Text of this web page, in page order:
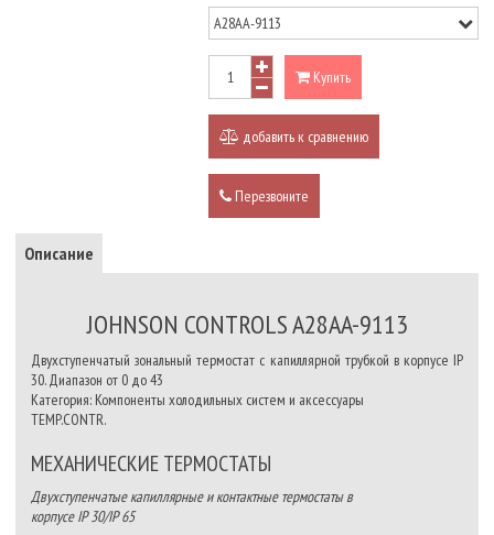
Купить
добавить к сравнению
Перезвоните
Описание
JOHNSON CONTROLS A28AA-9113
Двухступенчатый зональный термостат с капиллярной трубкой в корпусе IP
30. Диапазон от 0 до 43
Категория: Компоненты холодильных систем и аксессуары
TEMP.CONTR.
МЕХАНИЧЕСКИЕ ТЕРМОСТАТЫ
Двухступенчатые капиллярные и контактные термостаты в
корпусе IP 30/IP 65